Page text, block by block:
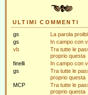
ULTIMI COMMENTI
gs
La parola
gs
In campo con
vb
Tra tutte le
proprio questa
finelli
In campo con
gs
Tra tutte le
proprio questa
MCP
Tra tutte le
proprio questa